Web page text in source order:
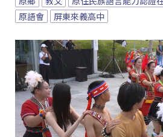
原語會
屏東來義高中